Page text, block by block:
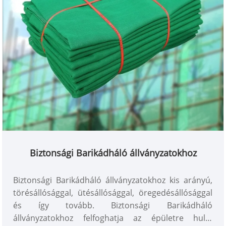
Biztonsági Barikádháló állványzatokhoz
Biztonsági Barikádháló állványzatokhoz kis arányú,
törésállósággal, ütésállósággal, öregedésállósággal
és így tovább. Biztonsági Barikádháló
állványzatokhoz felfoghatja az épületre hulló